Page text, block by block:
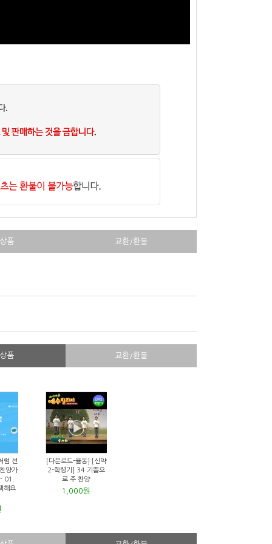
품 교환/환불
품 교환/환불
럼 선
양가
01.
해요
[다운로드-율동] [신약
2-학령기] 34 기쁨으
로 주 찬양
1,000원